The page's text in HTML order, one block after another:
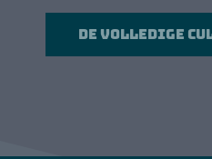
De volledige